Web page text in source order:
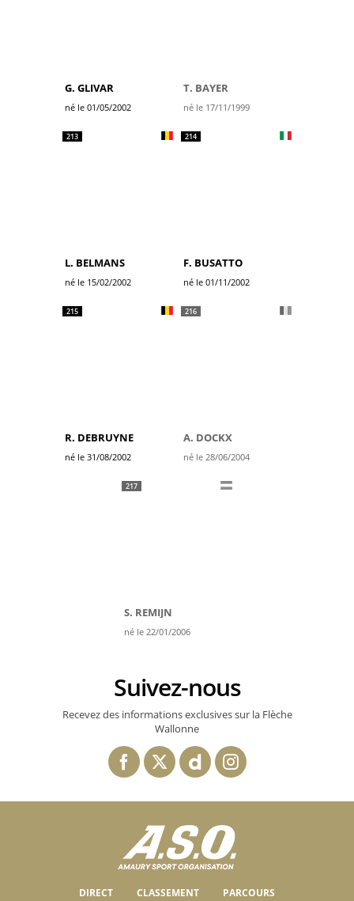
G. GLIVAR
né le 01/05/2002
T. BAYER
né le 17/11/1999
213
L. BELMANS
né le 15/02/2002
214
F. BUSATTO
né le 01/11/2002
215
R. DEBRUYNE
né le 31/08/2002
216
A. DOCKX
né le 28/06/2004
217
S. REMIJN
né le 22/01/2006
Suivez-nous
Recevez des informations exclusives sur la Flèche
Wallonne
DIRECT CLASSEMENT PARCOURS